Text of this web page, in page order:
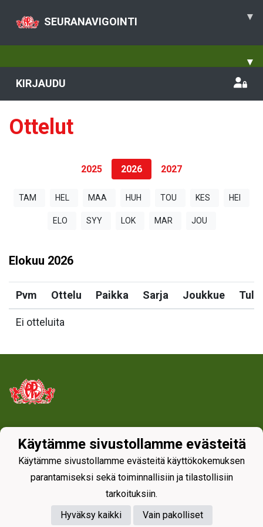
SEURANAVIGOINTI ▾
▾
KIRJAUDU
Ottelut
2025 2026 2027
TAM HEL MAA HUH TOU KES HEI
ELO SYY LOK MAR JOU
Elokuu 2026
Pvm Ottelu Paikka Sarja Joukkue
Ei otteluita
Powered by
Käytämme sivustollamme evästeitä
Käytämme sivustollamme evästeitä käyttökokemuksen
parantamiseksi sekä toiminnallisiin ja tilastollisiin
tarkoituksiin.
Hyväksy kaikki
Vain pakolliset